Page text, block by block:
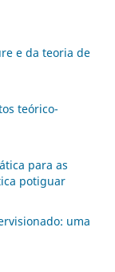
e da teoria de
teórico-
para as
potiguar
uma